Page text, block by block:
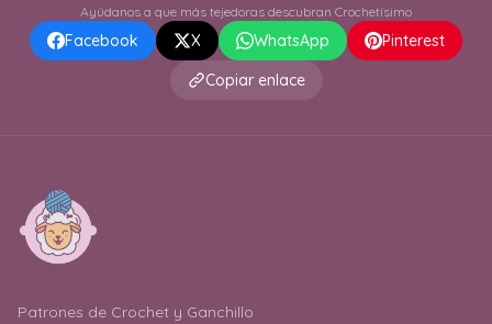
Ayúdanos a que más tejedoras descubran Crochetísimo
Facebook X WhatsApp
Pinterest
Copiar enlace
Patrones de Crochet y Ganchillo